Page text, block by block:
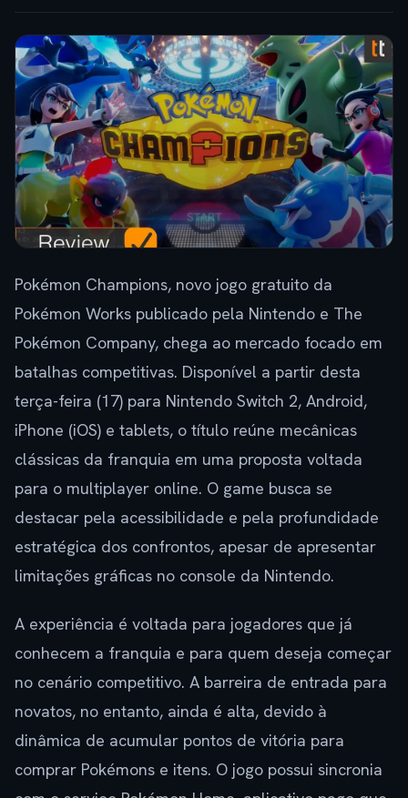
Pokémon Champions, novo jogo gratuito da
Pokémon Works publicado pela Nintendo e The
Pokémon Company, chega ao mercado focado em
batalhas competitivas. Disponível a partir desta
terça-feira (17) para Nintendo Switch 2, Android,
iPhone (iOS) e tablets, o título reúne mecânicas
clássicas da franquia em uma proposta voltada
para o multiplayer online. O game busca se
destacar pela acessibilidade e pela profundidade
estratégica dos confrontos, apesar de apresentar
limitações gráficas no console da Nintendo.
A experiência é voltada para jogadores que já
conhecem a franquia e para quem deseja começar
no cenário competitivo. A barreira de entrada para
novatos, no entanto, ainda é alta, devido à
dinâmica de acumular pontos de vitória para
comprar Pokémons e itens. O jogo possui sincronia